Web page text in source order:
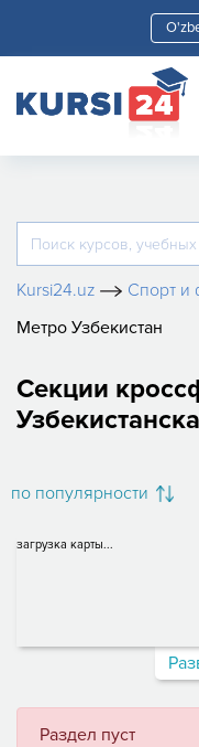
Kursi24.uz Спорт и
Метро Узбекистан
Секции
по популярности
загрузка карты...
Раздел пуст